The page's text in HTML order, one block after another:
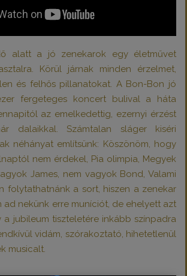
alatt a jó zenekarok egy életművet
Körül járnak minden érzelmet,
és felhős pillanatokat. A Bon-Bon jó
fergeteges koncert bulival a háta
az emelkedettig, ezernyi érzést
dalaikkal. Számtalan sláger kiséri
néhányat említsünk: Köszönöm, hogy
nem érdekel, Pia olimpia, Megyek
James, nem vagyok Bond, Valami
folytathatnánk a sort, hiszen a zenekar
ad nekünk erre muníciót, de ehelyett azt
jubileum tiszteletére inkább színpadra
vidám, szórakoztató, hihetetlenül
musicalt.